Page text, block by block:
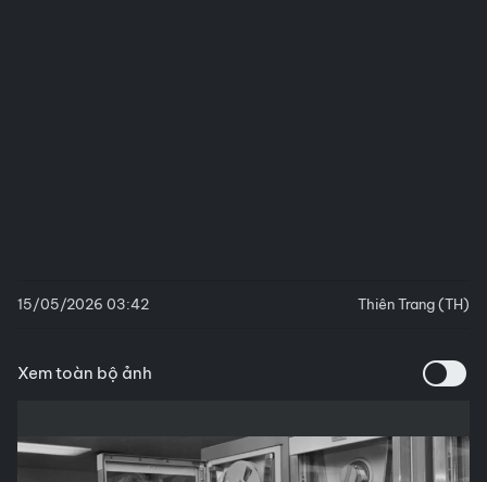
15/05/2026 03:42 Thiên Trang (TH)
Xem toàn bộ ảnh